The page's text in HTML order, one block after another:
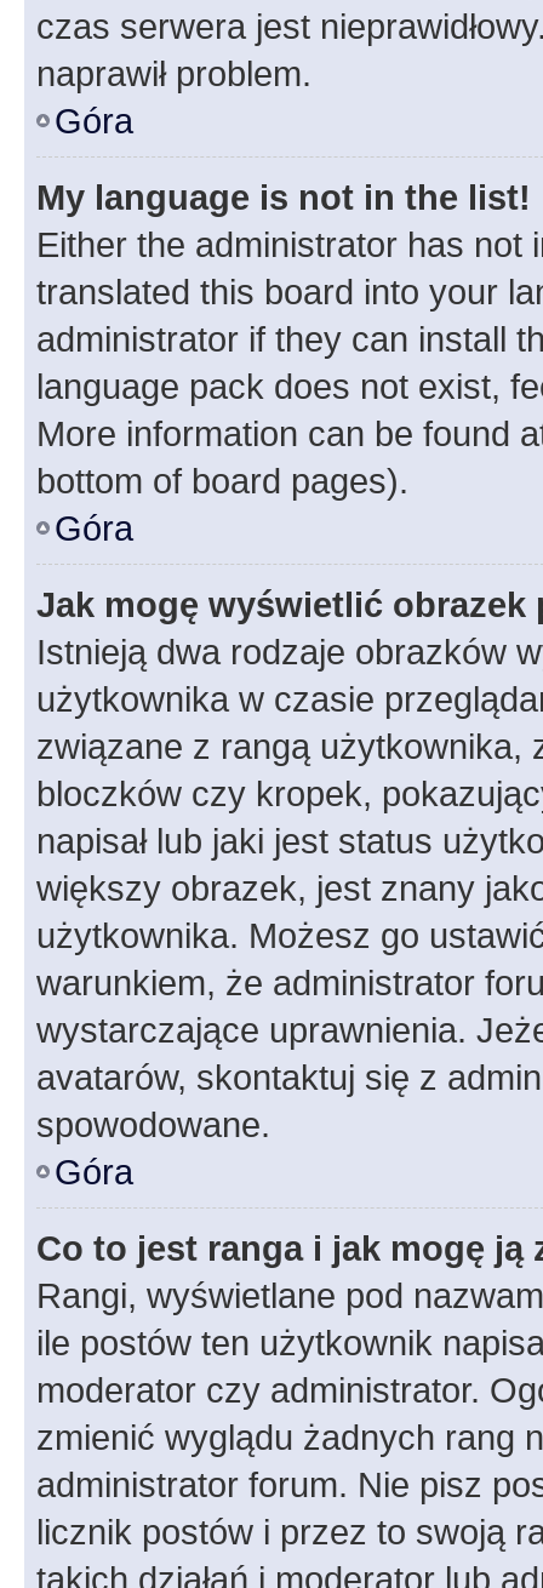
czas serwera jest
naprawił problem.
Góra
My language is not in the list!
Either the administrator has not
translated this board into your
administrator if they can install
language pack does not exist,
More information can be found
bottom of board pages).
Góra
Jak mogę wyświetlić
Istnieją dwa rodzaje obrazków
użytkownika w czasie
związane z rangą użytkownika,
bloczków czy kropek,
napisał lub jaki jest status
większy obrazek, jest znany
użytkownika. Możesz go
warunkiem, że administrator
wystarczające uprawnienia.
avatarów, skontaktuj się z
spowodowane.
Góra
Co to jest ranga i jak mogę ją
Rangi, wyświetlane pod
ile postów ten użytkownik
moderator czy administrator.
zmienić wyglądu żadnych rang
administrator forum. Nie pisz
licznik postów i przez to swoją
takich działań i moderator lub